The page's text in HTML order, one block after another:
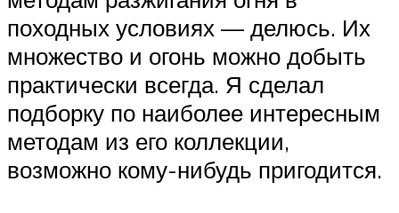
походных условиях — делюсь. Их
множество и огонь можно добыть
практически всегда. Я сделал
подборку по наиболее интересным
методам из его коллекции,
возможно кому-нибудь пригодится.